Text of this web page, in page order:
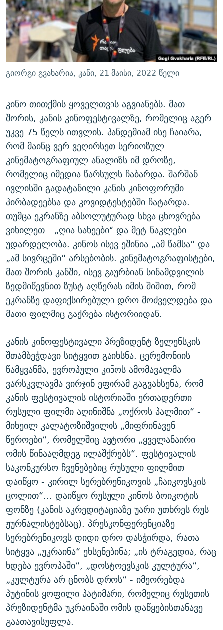
ᲛᲝᲚᲐᲞᲐᲠᲐᲙᲔ ᲢᲔᲥᲡᲢᲔᲑᲘ
ᲨᲘᲜ - ᲣᲪᲮᲝᲔᲗᲨᲘ
ᲚᲘᲢᲔᲠᲐᲢᲣᲠᲣᲚᲘ ᲬᲐᲮᲜᲐᲒᲔᲑᲘ
ᲐᲛᲔᲠᲘᲙᲣᲚᲘ ᲛᲝᲗᲮᲠᲝᲑᲐ
ᲘᲛᲞᲔᲠᲘᲐ ᲓᲐ ᲠᲐᲓᲘᲝ
ᲩᲔᲛᲘ ᲡᲘᲙᲕᲓᲘᲚᲘᲡ ᲛᲘᲖᲔᲖᲘᲐ COVID-19
11 ᲬᲔᲚᲘ - 11 ᲐᲛᲑᲐᲕᲘ
ᲡᲐᲞᲐᲠᲚᲐᲛᲔᲜᲢᲝ ᲐᲠᲩᲔᲕᲜᲔᲑᲘᲡ ᲘᲡᲢᲝᲠᲘᲐ
ᲑᲐᲕᲨᲕᲔᲑᲘ ᲞᲠᲝᲡᲢᲘᲢᲣᲪᲘᲐᲨᲘ - ᲐᲛᲝᲣᲗᲥᲛᲔᲚᲘ ᲐᲛᲑᲐᲕᲘ
5 ᲐᲛᲑᲐᲕᲘ - 20 ᲘᲕᲜᲘᲡᲡ ᲓᲐᲨᲐᲕᲔᲑᲣᲚᲔᲑᲘ
ᲐᲒᲕᲘᲡᲢᲝᲡ ᲝᲛᲘ
ПРИВЕТ ᲙᲣᲚᲢᲣᲠᲐ
ᲒᲐᲛᲝᲘᲬᲔᲠᲔ
რთე/რთ-ის ყველა საიტი
გიორგი გვახარია, კანი, 21 მაისი, 2022 წელი
კინო თითქმის ყოველთვის აგვიანებს. მათ
შორის, კანის კინოფესტივალზე, რომელიც აგერ
უკვე 75 წელს ითვლის. პანდემიამ ისე ჩაიარა,
რომ მაინც ვერ ვეღირსეთ სერიოზულ
კინემატოგრაფიულ ანალიზს იმ დროზე,
რომელიც იმედია წარსულს ჩაბარდა. შარშან
ივლისში გადატანილი კანის კინოფორუმი
პირბადეებსა და კოვიდტესტებში ჩატარდა.
თუმცა ეკრანზე აბსოლუტურად სხვა ცხოვრება
ვიხილეთ - „ღია სახეები“ და მეტ-ნაკლები
უდარდელობა. კინოს ისევ ეშინია „ამ წამსა“ და
„ამ სივრცეში“ არსებობის. კინემატოგრაფისტები,
მათ შორის კანში, ისევ გაურბიან სინამდვილის
ზედმიწევნით ზუსტ აღწერას იმის შიშით, რომ
ეკრანზე დაფიქსირებული დრო მოძველდება და
მათი ფილმიც გაქრება ისტორიიდან.
კანის კინოფესტივალი პრეზიდენტ ზელენსკის
შთამბეჭდავი სიტყვით გაიხსნა. ცერემონიის
წამყვანმა, ევროპული კინოს ამომავალმა
ვარსკვლავმა ვირჯინ ეფირამ გაგვახსენა, რომ
კანის ფესტივალის ისტორიაში ერთადერთი
რუსული ფილმი აღინიშნა „ოქროს პალმით“ -
მიხეილ კალატოზიშვილის „მიფრინავენ
წეროები“, რომელშიც ავტორი „ყველანაირი
ომის წინააღმდეგ ილაშქრებს“. ფესტივალის
საკონკურსო ჩვენებებიც რუსული ფილმით
დაიწყო - კირილ სერებრენიკოვის „ჩაიკოვსკის
ცოლით“... დაიწყო რუსული კინოს ბოიკოტის
ფონზე (კანის აკრედიტაციაზე უარი უთხრეს რუს
ჟურნალისტებსაც). პრესკონფერენციაზე
სერებრენიკოვს დიდი დრო დასჭირდა, რათა
სიტყვა „უკრაინა“ ეხსენებინა; „ის ტრაგედია, რაც
ხდება ევროპაში“, „დოსტოევსკის კულტურა“,
„კულტურა არ ცნობს დროს“ - იმეორებდა
პუტინის ყოფილი პატიმარი, რომელიც რუსეთის
პრეზიდენტმა უკრაინაში ომის დაწყებისთანავე
გაათავისუფლა.